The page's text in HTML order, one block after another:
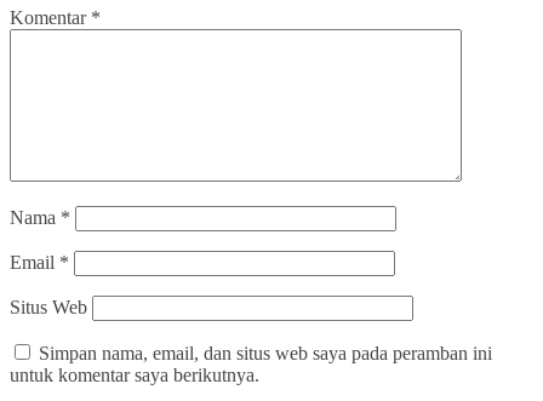
Komentar *
Nama *
Email *
Situs Web
Simpan nama, email, dan situs web saya pada peramban ini
untuk komentar saya berikutnya.